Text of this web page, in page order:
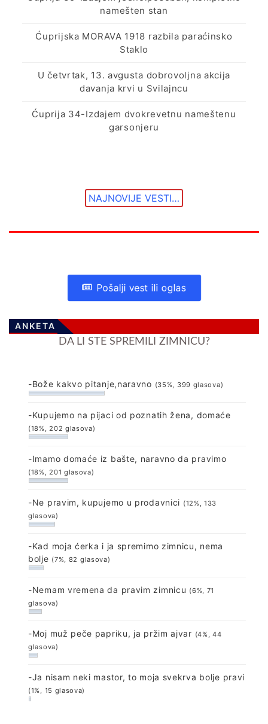
namešten stan
Ćuprijska MORAVA 1918 razbila paraćinsko
Staklo
U četvrtak, 13. avgusta dobrovoljna akcija
davanja krvi u Svilajncu
Ćuprija 34-Izdajem dvokrevetnu nameštenu
garsonjeru
NAJNOVIJE VESTI…
Pošalji vest ili oglas
ANKETA
DA LI STE SPREMILI ZIMNICU?
-Bože kakvo pitanje,naravno (35%, 399 glasova)
-Kupujemo na pijaci od poznatih žena, domaće
(18%, 202 glasova)
-Imamo domaće iz bašte, naravno da pravimo
(18%, 201 glasova)
-Ne pravim, kupujemo u prodavnici (12%, 133
glasova)
-Kad moja ćerka i ja spremimo zimnicu, nema
bolje (7%, 82 glasova)
-Nemam vremena da pravim zimnicu (6%, 71
glasova)
-Moj muž peče papriku, ja pržim ajvar (4%, 44
glasova)
-Ja nisam neki mastor, to moja svekrva bolje pravi
(1%, 15 glasova)